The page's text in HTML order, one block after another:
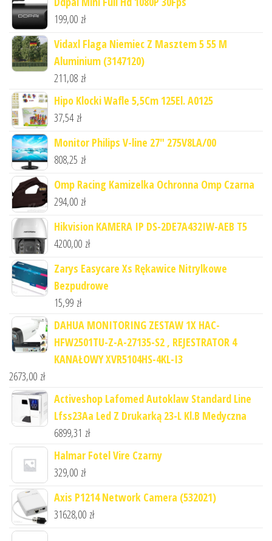
199,00 zł
Vidaxl Flaga Niemiec Z Masztem 5 55 M
Aluminium (3147120)
211,08 zł
Hipo Klocki Wafle 5,5Cm 125El. A0125
37,54 zł
Monitor Philips V-line 27" 275V8LA/00
808,25 zł
Omp Racing Kamizelka Ochronna Omp Czarna
294,00 zł
Hikvision KAMERA IP DS-2DE7A432IW-AEB T5
4200,00 zł
Zarys Easycare Xs Rękawice Nitrylkowe
Bezpudrowe
15,99 zł
DAHUA MONITORING ZESTAW 1X HAC-
HFW2501TU-Z-A-27135-S2 , REJESTRATOR 4
KANAŁOWY XVR5104HS-4KL-I3
2673,00 zł
Activeshop Lafomed Autoklaw Standard Line
Lfss23Aa Led Z Drukarką 23-L Kl.B Medyczna
6899,31 zł
Halmar Fotel Vire Czarny
329,00 zł
Axis P1214 Network Camera (532021)
31628,00 zł